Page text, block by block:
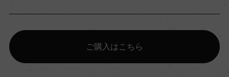
ご購入はこちら